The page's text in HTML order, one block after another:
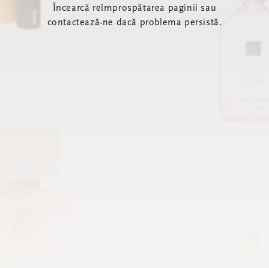
Încearcă reîmprospătarea paginii sau
contactează-ne dacă problema persistă.